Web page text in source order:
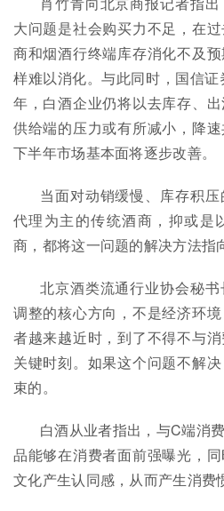
大问题是社会购买力不足，在
商和烟酒行终端库存消化不及
样难以消化。与此同时，国信
年，白酒企业仍将以去库存、
供给端的压力或有所减小，降
下半年市场基本面将逐步改善。
当面对动销缓慢、库存积
代理为主的传统酒商，抑或是
商，都将这一问题的解决方法指
北京酒类流通行业协会秘
调整的核心方向，不是经济环
者越来越近时，到了不得不与
关键时刻。如果这个问题不解
束的。
白酒从业者指出，与C端消
品能够在消费者面前强曝光，
文化产生认同感，从而产生消费